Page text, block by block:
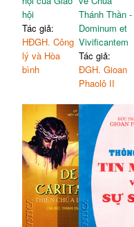
hội
Tác giả:
HĐGH. Công
lý và Hòa
bình
Thánh Thần -
Dominum et
Vivificantem
Tác giả:
ĐGH. Gioan
Phaolô II